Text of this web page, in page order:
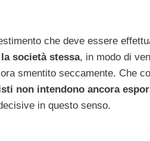
che deve essere
società stessa, in modo di
smentito seccamente. Che
non intendono ancora
in questo senso.